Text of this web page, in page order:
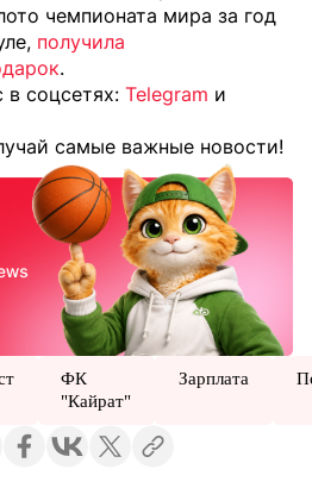
чемпионата мира за год
получила
.
в соцсетях: Telegram и
самые важные новости!
ФК
"Кайрат"
Зарплата